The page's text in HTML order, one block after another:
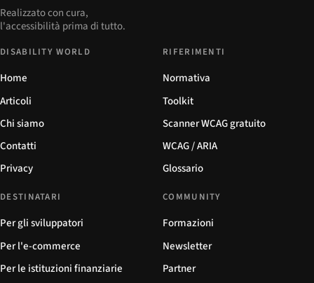
Realizzato con cura,
l'accessibilità prima di tutto.
DISABILITY WORLD
Home
Articoli
Chi siamo
Contatti
Privacy
RIFERIMENTI
Normativa
Toolkit
Scanner WCAG gratuito
WCAG / ARIA
Glossario
DESTINATARI
Per gli sviluppatori
Per l'e-commerce
Per le istituzioni finanziarie
COMMUNITY
Formazioni
Newsletter
Partner